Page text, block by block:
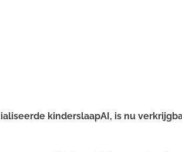
kinderslaapAI, is nu